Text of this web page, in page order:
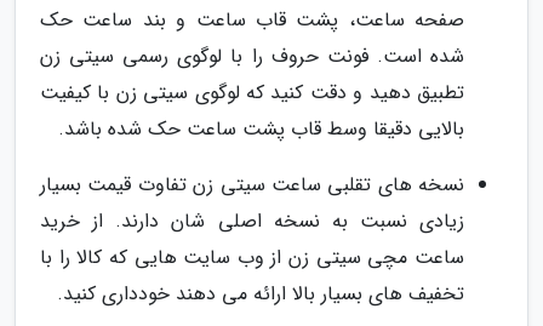
صفحه ساعت، پشت قاب ساعت و بند ساعت حک
شده است. فونت حروف را با لوگوی رسمی سیتی زن
تطبیق دهید و دقت کنید که لوگوی سیتی زن با کیفیت
بالایی دقیقا وسط قاب پشت ساعت حک شده باشد.
نسخه های تقلبی ساعت سیتی زن تفاوت قیمت بسیار
زیادی نسبت به نسخه اصلی شان دارند. از خرید
ساعت مچی سیتی زن از وب سایت هایی که کالا را با
تخفیف های بسیار بالا ارائه می دهند خودداری کنید.